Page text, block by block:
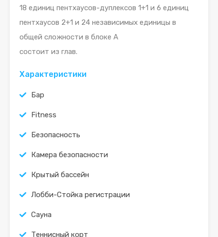
18 единиц пентхаусов-дуплексов 1+1 и 6 единиц
пентхаусов 2+1 и 24 независимых единицы в
общей сложности в блоке A
состоит из глав.
Характеристики
Бар
Fitness
Безопасность
Камера безопасности
Крытый бассейн
Лобби-Стойка регистрации
Сауна
Теннисный корт